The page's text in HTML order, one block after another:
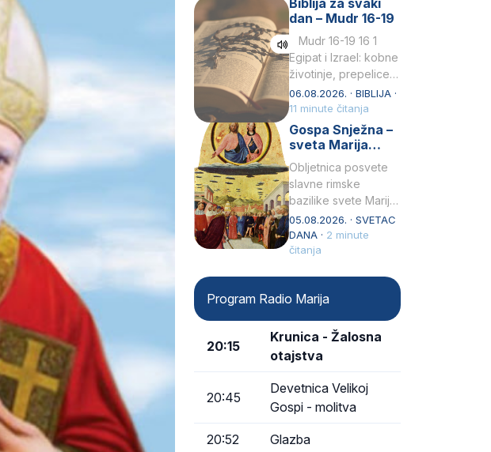
Petar u svojoj
drugoj…
Biblija za svaki
dan – Mudr 16-19
Mudr 16-19 16 1
Egipat i Izrael: kobne
životinje, prepelice
Zato bijahu
primjereno kažnjeni
sličnim životinjamai
mučeni mnoštvom
06.08.2026. · BIBLIJA ·
11 minute čitanja
Gospa Snježna –
sveta Marija
Velika, zaštitnica
rimske bazilike
Obljetnica posvete
slavne rimske
bazilike svete Marije
Velike (Santa Maria
Maggiore) u narodu
se slavi kao Gospa
05.08.2026. · SVETAC
DANA · 2 minute
čitanja
Program Radio Marija
20:15
Krunica - Žalosna
otajstva
20:45
Devetnica Velikoj
Gospi - molitva
20:52 Glazba